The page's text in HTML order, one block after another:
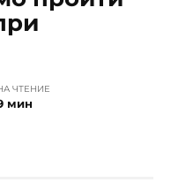
ЧТЕНИЕ
мин